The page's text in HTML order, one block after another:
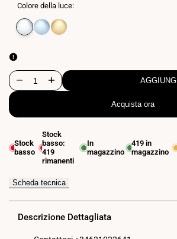
Colore della luce:
Variante
Bianco
4000K
per
LED
220V
Aumenta
per
Striscia
LED
220V
AGGIUNGI
Acquista ora
Stock
basso
Stock
basso:
419
rimanenti
In
magazzino
419 in
magazzino
Scheda tecnica
Descrizione Dettagliata